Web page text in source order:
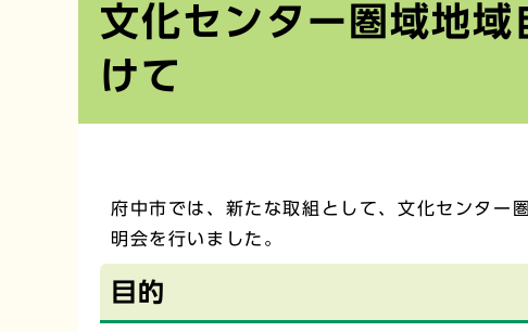
文化センター圏域地
けて
府中市では、新たな取組として、文化センター
明会を行いました。
目的